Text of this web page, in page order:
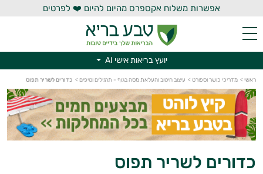
אפשרות משלוח אקספרס מהיום להיום ❤️ לפרטים
יועץ בריאות אישי AI
ראשי > מדריכי כושר וספורט > עיצוב חיטוב והעלאת מסה בגוף - תרגילים וטיפים > כדורים לשריר תפוס
כדורים לשריר תפוס
יועץ בריאות אישי AI